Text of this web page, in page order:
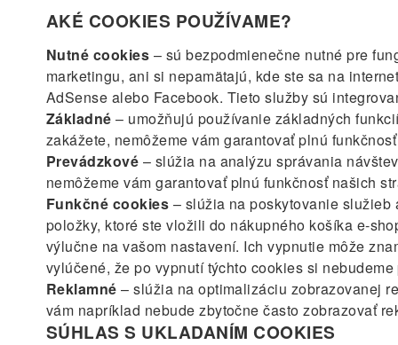
AKÉ COOKIES POUŽÍVAME?
Nutné cookies – sú bezpodmienečne nutné pre
marketingu, ani si nepamätajú, kde ste sa na
AdSense alebo Facebook. Tieto služby sú
Základné – umožňujú používanie základných
zakážete, nemôžeme vám garantovať plnú
Prevádzkové – slúžia na analýzu správania
nemôžeme vám garantovať plnú funkčnosť našich
Funkčné cookies – slúžia na poskytovanie služieb
položky, ktoré ste vložili do nákupného košíka e-
výlučne na vašom nastavení. Ich vypnutie môže
vylúčené, že po vypnutí týchto cookies si
Reklamné – slúžia na optimalizáciu zobrazovanej
vám napríklad nebude zbytočne často zobrazovať
SÚHLAS S UKLADANÍM COOKIES